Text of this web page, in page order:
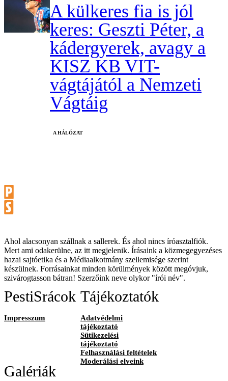
A külkeres fia is jól
keres: Geszti Péter, a
kádergyerek, avagy a
KISZ KB VIT-
vágtájától a Nemzeti
Vágtáig
A HÁLÓZAT
Ahol alacsonyan szállnak a sallerek. És ahol nincs íróasztalfiók.
Mert ami odakerülne, az itt megjelenik. Írásaink a közmegegyezéses
hazai sajtóetika és a Médiaalkotmány szellemisége szerint
készülnek. Forrásainkat minden körülmények között megóvjuk,
szivárogtasson bátran! Szerzőink neve olykor "írói név".
PestiSrácok
Impresszum
Tájékoztatók
Adatvédelmi
tájékoztató
Sütikezelési
tájékoztató
Felhasználási feltételek
Moderálási elveink
Galériák